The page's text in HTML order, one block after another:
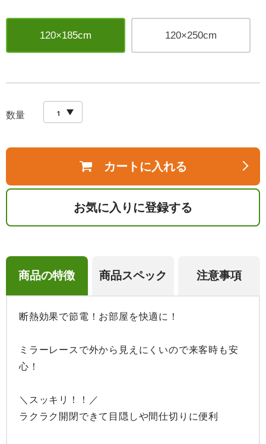
120×185cm 120×250cm
数量
カートに入れる
お気に入りに登録する
商品の特徴 商品スペック 注意事項
断熱効果で節電！お部屋を快適に！
ミラーレースで外から見えにくいので来客時も安
心！
＼スッキリ！！／
ラクラク開閉できて目隠しや間仕切りに便利